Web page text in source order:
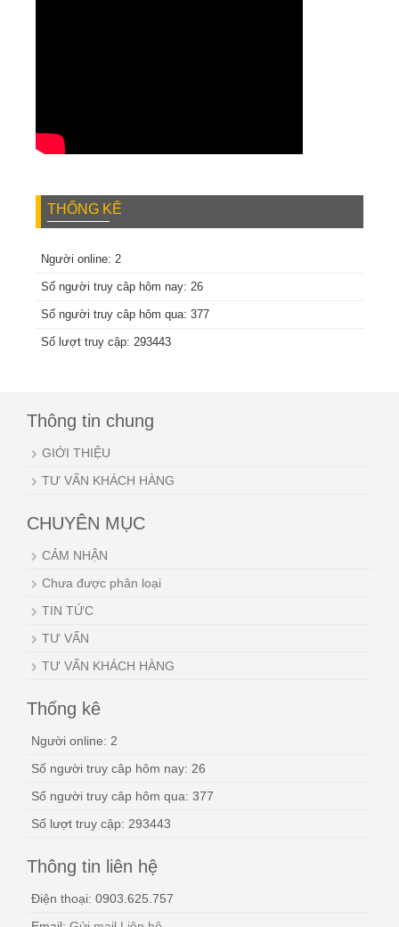
THỐNG KÊ
Người online: 2
Số người truy câp hôm nay: 26
Số người truy câp hôm qua: 377
Số lượt truy cập: 293443
Thông tin chung
GIỚI THIỆU
TƯ VẤN KHÁCH HÀNG
CHUYÊN MỤC
CẢM NHẬN
Chưa được phân loại
TIN TỨC
TƯ VẤN
TƯ VẤN KHÁCH HÀNG
Thống kê
Người online: 2
Số người truy câp hôm nay: 26
Số người truy câp hôm qua: 377
Số lượt truy cập: 293443
Thông tin liên hệ
Điện thoại: 0903.625.757